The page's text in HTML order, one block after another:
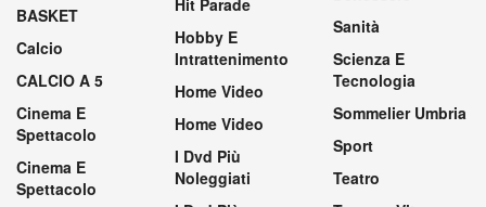
BASKET
Calcio
CALCIO A 5
Cinema E
Spettacolo
Cinema E
Spettacolo
Hobby E
Intrattenimento
Home Video
Home Video
I Dvd Più
Noleggiati
Sanità
Scienza E
Tecnologia
Sommelier Umbria
Sport
Teatro